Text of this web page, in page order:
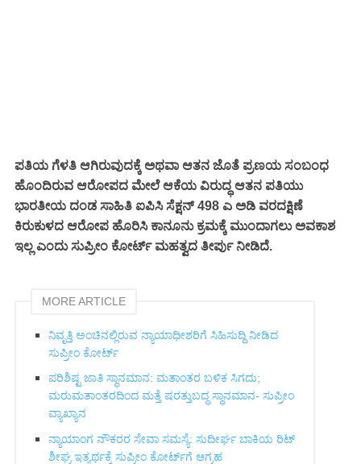
ಪತಿಯ ಗೆಳತಿ ಆಗಿರುವುದಕ್ಕೆ ಅಥವಾ ಆತನ ಜೊತೆ ಪ್ರಣಯ ಸಂಬಂಧ
ಹೊಂದಿರುವ ಆರೋಪದ ಮೇಲೆ ಆಕೆಯ ವಿರುದ್ಧ ಆತನ ಪತಿಯು
ಭಾರತೀಯ ದಂಡ ಸಾಹಿತಿ ಐಪಿಸಿ ಸೆಕ್ಷನ್ 498 ಎ ಅಡಿ ವರದಕ್ಷಿಣೆ
ಕಿರುಕುಳದ ಆರೋಪ ಹೊರಿಸಿ ಕಾನೂನು ಕ್ರಮಕ್ಕೆ ಮುಂದಾಗಲು ಅವಕಾಶ
ಇಲ್ಲ ಎಂದು ಸುಪ್ರೀಂ ಕೋರ್ಟ್ ಮಹತ್ವದ ತೀರ್ಪು ನೀಡಿದೆ.
MORE ARTICLE
ನಿವೃತ್ತಿ ಅಂಚಿನಲ್ಲಿರುವ ನ್ಯಾಯಾಧೀಶರಿಗೆ ಸಿಹಿಸುದ್ದಿ ನೀಡಿದ
ಸುಪ್ರೀಂ ಕೋರ್ಟ್‌
ಪರಿಶಿಷ್ಟ ಜಾತಿ ಸ್ಥಾನಮಾನ: ಮತಾಂತರ ಬಳಿಕ ಸಿಗದು;
ಮರುಮತಾಂತರದಿಂದ ಮತ್ತೆ ಷರತ್ತುಬದ್ಧ ಸ್ಥಾನಮಾನ- ಸುಪ್ರೀಂ
ವ್ಯಾಖ್ಯಾನ
ನ್ಯಾಯಾಂಗ ನೌಕರರ ಸೇವಾ ಸಮಸ್ಯೆ: ಸುದೀರ್ಘ ಬಾಕಿಯ ರಿಟ್
ಶೀಘ್ರ ಇತ್ಯರ್ಥಕ್ಕೆ ಸುಪ್ರೀಂ ಕೋರ್ಟ್‌ಗೆ ಆಗ್ರಹ